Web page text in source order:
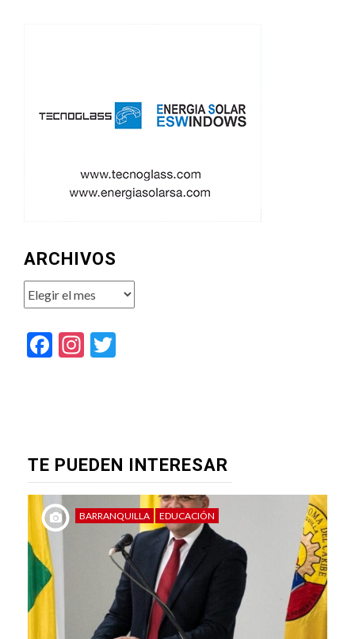
ARCHIVOS
Archivos
Facebook
Instagram
TE PUEDEN INTERESAR
BARRANQUILLA EDUCACIÓN